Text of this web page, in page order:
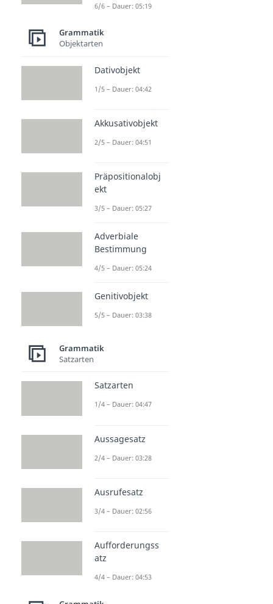
6/6 – Dauer: 05:19
Grammatik
Objektarten
Dativobjekt
1/5 – Dauer: 04:42
Akkusativobjekt
2/5 – Dauer: 04:51
Präpositionalobj
ekt
3/5 – Dauer: 05:27
Adverbiale
Bestimmung
4/5 – Dauer: 05:24
Genitivobjekt
5/5 – Dauer: 03:38
Grammatik
Satzarten
Satzarten
1/4 – Dauer: 04:47
Aussagesatz
2/4 – Dauer: 03:28
Ausrufesatz
3/4 – Dauer: 02:56
Aufforderungss
atz
4/4 – Dauer: 04:53